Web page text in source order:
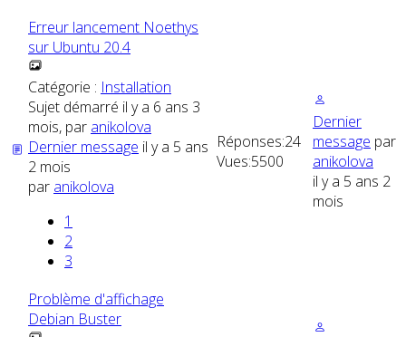
Erreur lancement Noethys
sur Ubuntu 20.4
Catégorie : Installation
Sujet démarré il y a 6 ans 3
mois, par anikolova
Dernier message il y a 5 ans
2 mois
par anikolova
1
2
3
Réponses:24
Vues:5500
Dernier
message par
anikolova
il y a 5 ans 2
mois
Problème d'affichage
Debian Buster